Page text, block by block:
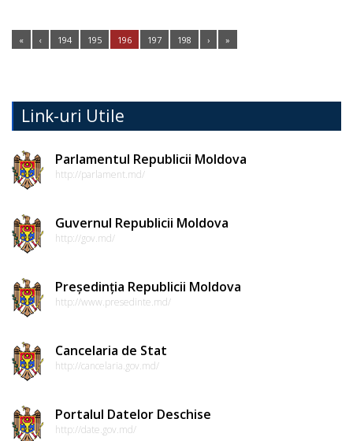
decizional
planuri
local
acțiune
pentru
mediu
Cimișlia
Program
de
al
« ‹ 194 195 196 197 198 › »
Link-uri Utile
Parlamentul Republicii Moldova
http://parlament.md/
Guvernul Republicii Moldova
http://gov.md/
Președinția Republicii Moldova
http://www.presedinte.md/
Cancelaria de Stat
http://cancelaria.gov.md/
Portalul Datelor Deschise
http://date.gov.md/